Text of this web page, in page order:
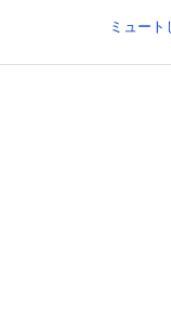
ミュート